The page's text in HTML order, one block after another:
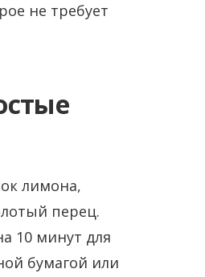
не требует
лимона,
перец.
10 минут для
бумагой или